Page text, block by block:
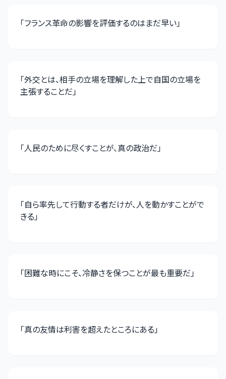
「フランス革命の影響を評価するのはまだ早い」
「外交とは、相手の立場を理解した上で自国の立場を
主張することだ」
「人民のために尽くすことが、真の政治だ」
「自ら率先して行動する者だけが、人を動かすことがで
きる」
「困難な時にこそ、冷静さを保つことが最も重要だ」
「真の友情は利害を超えたところにある」